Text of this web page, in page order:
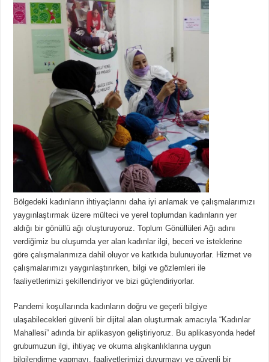
Bölgedeki kadınların ihtiyaçlarını daha iyi anlamak ve çalışmalarımızı
yaygınlaştırmak üzere mülteci ve yerel toplumdan kadınların yer
aldığı bir gönüllü ağı oluşturuyoruz. Toplum Gönüllüleri Ağı adını
verdiğimiz bu oluşumda yer alan kadınlar ilgi, beceri ve isteklerine
göre çalışmalarımıza dahil oluyor ve katkıda bulunuyorlar. Hizmet ve
çalışmalarımızı yaygınlaştırırken, bilgi ve gözlemleri ile
faaliyetlerimizi şekillendiriyor ve bizi güçlendiriyorlar.
Pandemi koşullarında kadınların doğru ve geçerli bilgiye
ulaşabilecekleri güvenli bir dijital alan oluşturmak amacıyla “Kadınlar
Mahallesi” adında bir aplikasyon geliştiriyoruz. Bu aplikasyonda hedef
grubumuzun ilgi, ihtiyaç ve okuma alışkanlıklarına uygun
bilgilendirme yapmayı, faaliyetlerimizi duyurmayı ve güvenli bir